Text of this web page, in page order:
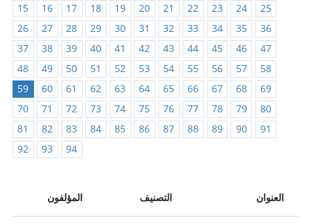
15
16 17 18 19 20 21 22 23 24
25
26
27 28 29 30 31 32 33 34 35
36
37
38 39 40 41 42 43 44 45 46
47
48
49 50 51 52 53 54 55 56 57
58
59
60 61 62 63 64 65 66 67 68
69
70
71 72 73 74 75 76 77 78 79
80
81
82 83 84 85 86 87 88 89 90
91
92
93 94
العنوان التصنيف المؤلفون